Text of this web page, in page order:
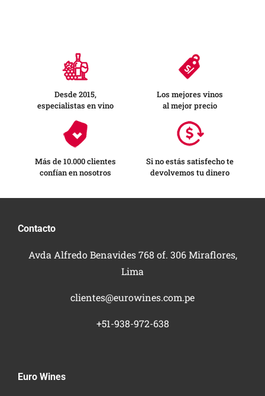
Desde 2015,
especialistas en vino
Los mejores vinos
al mejor precio
Más de 10.000 clientes
confían en nosotros
Si no estás satisfecho te
devolvemos tu dinero
Contacto
Avda Alfredo Benavides 768 of. 306 Miraflores,
Lima
clientes@eurowines.com.pe
+51-938-972-638
Euro Wines